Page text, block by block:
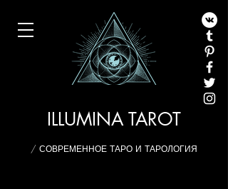
ILLUMINA TAROT
/ СОВРЕМЕННОЕ ТАРО И ТАРОЛОГИЯ